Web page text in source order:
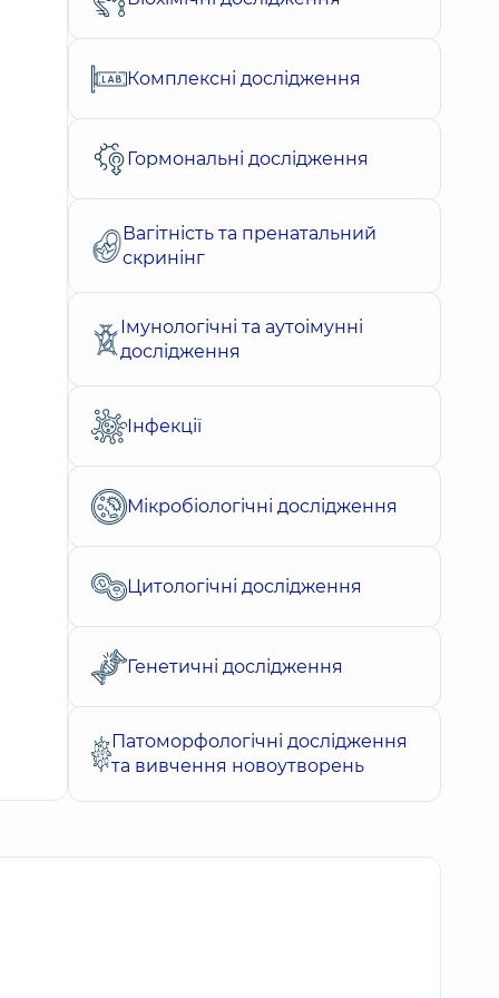
Комплексні дослідження
Гормональні дослідження
Вагітність та пренатальний
скринінг
Імунологічні та аутоімунні
дослідження
Інфекції
Мікробіологічні дослідження
Цитологічні дослідження
Генетичні дослідження
Патоморфологічні дослідження
та вивчення новоутворень